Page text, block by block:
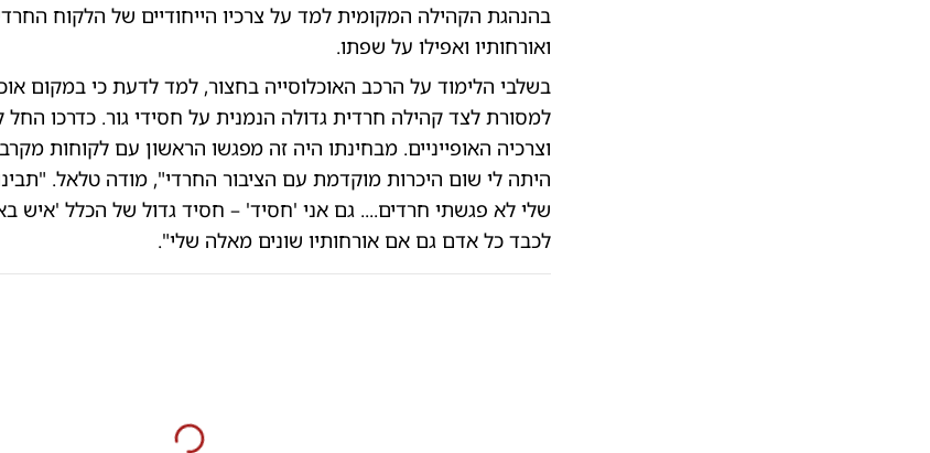
בהנהגת הקהילה המקומית למד על צרכיו הייחודיים של הלקוח
ואורחותיו ואפילו על שפתו.
בשלבי הלימוד על הרכב האוכלוסייה בחצור, למד לדעת כי במקום
למסורת לצד קהילה חרדית גדולה הנמנית על חסידי גור. כדרכו
וצרכיה האופייניים. מבחינתו היה זה מפגשו הראשון עם לקוחות
היתה לי שום היכרות מוקדמת עם הציבור החרדי", מודה טלאל.
שלי לא פגשתי חרדים.... גם אני 'חסיד' – חסיד גדול של הכלל 'איש
לכבד כל אדם גם אם אורחותיו שונים מאלה שלי".